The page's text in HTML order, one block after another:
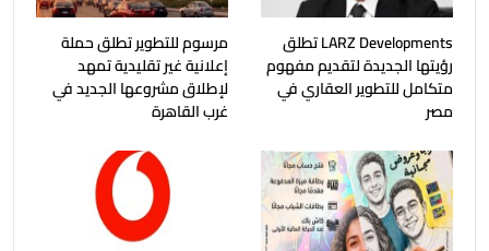
LARZ Developments تطلق
رؤيتها الجديدة لتقديم مفهوم
متكامل للتطوير العقاري في
مصر
مرسوم للتطوير تطلق حملة
إعلانية غير تقليدية تمهد
لإطلاق مشروعها الجديد في
غرب القاهرة